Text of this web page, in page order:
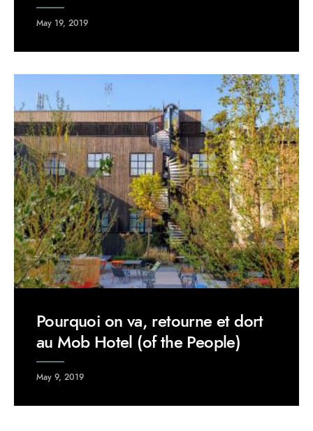
May 19, 2019
Pourquoi on va, retourne et dort
au Mob Hotel (of the People)
May 9, 2019